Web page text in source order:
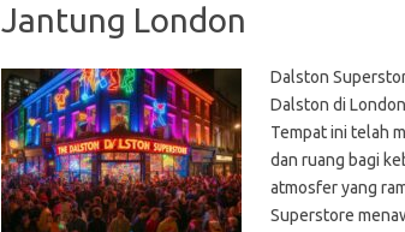
Jantung London
Dalston
Dalston di
Tempat ini telah
dan ruang bagi
atmosfer yang
Superstore